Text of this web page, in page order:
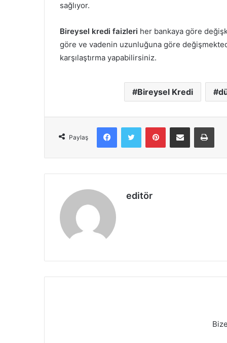
sağlıyor.
Bireysel kredi faizleri her bankaya göre
göre ve vadenin uzunluğuna göre
karşılaştırma yapabilirsiniz.
Bireysel Kredi
Paylaş
Facebook
X PinterestE-Posta ile paylaş
editör